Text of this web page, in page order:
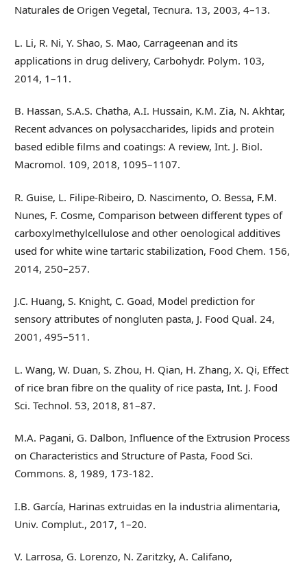
Naturales de Origen Vegetal, Tecnura. 13, 2003, 4–13.
L. Li, R. Ni, Y. Shao, S. Mao, Carrageenan and its
applications in drug delivery, Carbohydr. Polym. 103,
2014, 1–11.
B. Hassan, S.A.S. Chatha, A.I. Hussain, K.M. Zia, N. Akhtar,
Recent advances on polysaccharides, lipids and protein
based edible films and coatings: A review, Int. J. Biol.
Macromol. 109, 2018, 1095–1107.
R. Guise, L. Filipe-Ribeiro, D. Nascimento, O. Bessa, F.M.
Nunes, F. Cosme, Comparison between different types of
carboxylmethylcellulose and other oenological additives
used for white wine tartaric stabilization, Food Chem. 156,
2014, 250–257.
J.C. Huang, S. Knight, C. Goad, Model prediction for
sensory attributes of nongluten pasta, J. Food Qual. 24,
2001, 495–511.
L. Wang, W. Duan, S. Zhou, H. Qian, H. Zhang, X. Qi, Effect
of rice bran fibre on the quality of rice pasta, Int. J. Food
Sci. Technol. 53, 2018, 81–87.
M.A. Pagani, G. Dalbon, Influence of the Extrusion Process
on Characteristics and Structure of Pasta, Food Sci.
Commons. 8, 1989, 173-182.
I.B. García, Harinas extruidas en la industria alimentaria,
Univ. Complut., 2017, 1–20.
V. Larrosa, G. Lorenzo, N. Zaritzky, A. Califano,